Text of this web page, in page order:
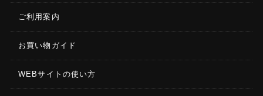
ご利用案内
お買い物ガイド
WEBサイトの使い方